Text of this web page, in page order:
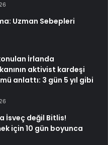
Uzman Sebepleri
İrlanda
aktivist kardeşi
anlattı: 3 gün 5 yıl gibi
İsveç değil Bitlis!
için 10 gün boyunca